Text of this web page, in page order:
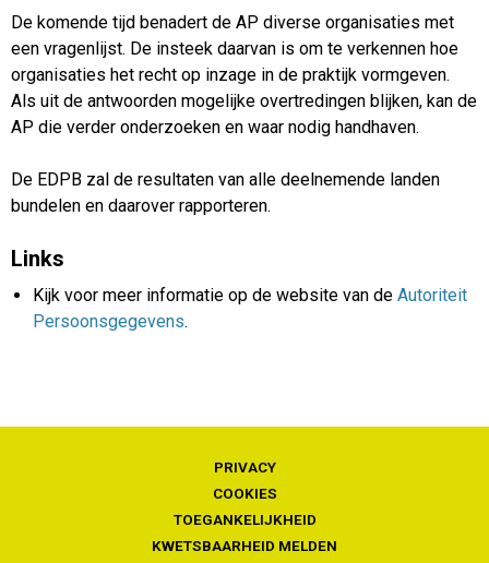
De komende tijd benadert de AP diverse organisaties met
een vragenlijst. De insteek daarvan is om te verkennen hoe
organisaties het recht op inzage in de praktijk vormgeven.
Als uit de antwoorden mogelijke overtredingen blijken, kan de
AP die verder onderzoeken en waar nodig handhaven.
De EDPB zal de resultaten van alle deelnemende landen
bundelen en daarover rapporteren.
Links
Kijk voor meer informatie op de website van de Autoriteit
Persoonsgegevens.
PRIVACY
COOKIES
TOEGANKELIJKHEID
KWETSBAARHEID MELDEN